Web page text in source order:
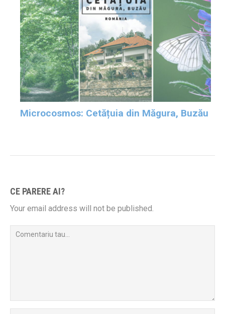
Microcosmos: Cetățuia din Măgura, Buzău
CE PARERE AI?
Your email address will not be published.